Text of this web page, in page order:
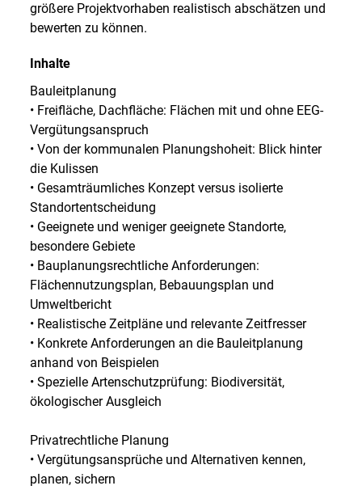
größere Projektvorhaben realistisch abschätzen und
bewerten zu können.
Inhalte
Bauleitplanung
• Freifläche, Dachfläche: Flächen mit und ohne EEG-
Vergütungsanspruch
• Von der kommunalen Planungshoheit: Blick hinter
die Kulissen
• Gesamträumliches Konzept versus isolierte
Standortentscheidung
• Geeignete und weniger geeignete Standorte,
besondere Gebiete
• Bauplanungsrechtliche Anforderungen:
Flächennutzungsplan, Bebauungsplan und
Umweltbericht
• Realistische Zeitpläne und relevante Zeitfresser
• Konkrete Anforderungen an die Bauleitplanung
anhand von Beispielen
• Spezielle Artenschutzprüfung: Biodiversität,
ökologischer Ausgleich
Privatrechtliche Planung
• Vergütungsansprüche und Alternativen kennen,
planen, sichern